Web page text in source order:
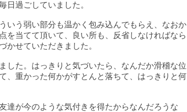
日過ごしていました。
いう弱い部分も温かく包み込んでもらえ、なおか
を当てて頂いて、良い所も、反省しなければなら
かせていただきました。
した。はっきりと気づいたら、なんだか滑稽な位
、重かった何かがすとんと落ちて、はっきりと何
達が今のような気付きを得たからなんだろうな